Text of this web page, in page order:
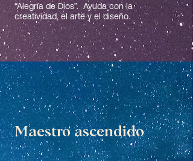
“Alegría de Dios”. Ayuda con la
creatividad, el arte y el diseño.
Maestro ascendido